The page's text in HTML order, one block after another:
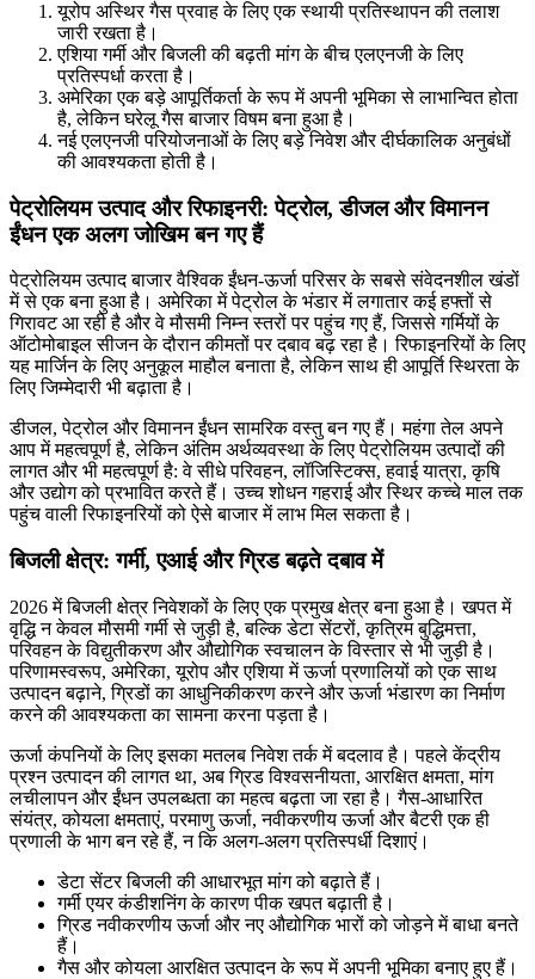
यूरोप अस्थिर गैस प्रवाह के लिए एक स्थायी प्रतिस्थापन की तलाश
जारी रखता है।
एशिया गर्मी और बिजली की बढ़ती मांग के बीच एलएनजी के लिए
प्रतिस्पर्धा करता है।
अमेरिका एक बड़े आपूर्तिकर्ता के रूप में अपनी भूमिका से लाभान्वित होता
है, लेकिन घरेलू गैस बाजार विषम बना हुआ है।
नई एलएनजी परियोजनाओं के लिए बड़े निवेश और दीर्घकालिक अनुबंधों
की आवश्यकता होती है।
पेट्रोलियम उत्पाद और रिफाइनरी: पेट्रोल, डीजल और विमानन
ईंधन एक अलग जोखिम बन गए हैं
पेट्रोलियम उत्पाद बाजार वैश्विक ईंधन-ऊर्जा परिसर के सबसे संवेदनशील खंडों
में से एक बना हुआ है। अमेरिका में पेट्रोल के भंडार में लगातार कई हफ्तों से
गिरावट आ रही है और वे मौसमी निम्न स्तरों पर पहुंच गए हैं, जिससे गर्मियों के
ऑटोमोबाइल सीजन के दौरान कीमतों पर दबाव बढ़ रहा है। रिफाइनरियों के लिए
यह मार्जिन के लिए अनुकूल माहौल बनाता है, लेकिन साथ ही आपूर्ति स्थिरता के
लिए जिम्मेदारी भी बढ़ाता है।
डीजल, पेट्रोल और विमानन ईंधन सामरिक वस्तु बन गए हैं। महंगा तेल अपने
आप में महत्वपूर्ण है, लेकिन अंतिम अर्थव्यवस्था के लिए पेट्रोलियम उत्पादों की
लागत और भी महत्वपूर्ण है: वे सीधे परिवहन, लॉजिस्टिक्स, हवाई यात्रा, कृषि
और उद्योग को प्रभावित करते हैं। उच्च शोधन गहराई और स्थिर कच्चे माल तक
पहुंच वाली रिफाइनरियों को ऐसे बाजार में लाभ मिल सकता है।
बिजली क्षेत्र: गर्मी, एआई और ग्रिड बढ़ते दबाव में
2026 में बिजली क्षेत्र निवेशकों के लिए एक प्रमुख क्षेत्र बना हुआ है। खपत में
वृद्धि न केवल मौसमी गर्मी से जुड़ी है, बल्कि डेटा सेंटरों, कृत्रिम बुद्धिमत्ता,
परिवहन के विद्युतीकरण और औद्योगिक स्वचालन के विस्तार से भी जुड़ी है।
परिणामस्वरूप, अमेरिका, यूरोप और एशिया में ऊर्जा प्रणालियों को एक साथ
उत्पादन बढ़ाने, ग्रिडों का आधुनिकीकरण करने और ऊर्जा भंडारण का निर्माण
करने की आवश्यकता का सामना करना पड़ता है।
ऊर्जा कंपनियों के लिए इसका मतलब निवेश तर्क में बदलाव है। पहले केंद्रीय
प्रश्न उत्पादन की लागत था, अब ग्रिड विश्वसनीयता, आरक्षित क्षमता, मांग
लचीलापन और ईंधन उपलब्धता का महत्व बढ़ता जा रहा है। गैस-आधारित
संयंत्र, कोयला क्षमताएं, परमाणु ऊर्जा, नवीकरणीय ऊर्जा और बैटरी एक ही
प्रणाली के भाग बन रहे हैं, न कि अलग-अलग प्रतिस्पर्धी दिशाएं।
डेटा सेंटर बिजली की आधारभूत मांग को बढ़ाते हैं।
गर्मी एयर कंडीशनिंग के कारण पीक खपत बढ़ाती है।
ग्रिड नवीकरणीय ऊर्जा और नए औद्योगिक भारों को जोड़ने में बाधा बनते
हैं।
गैस और कोयला आरक्षित उत्पादन के रूप में अपनी भूमिका बनाए हुए हैं।